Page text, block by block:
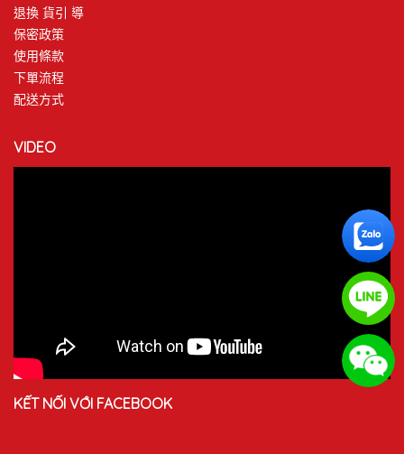
退換 貨引 導
保密政策
使用條款
下單流程
配送方式
VIDEO
KẾT NỐI VỚI FACEBOOK